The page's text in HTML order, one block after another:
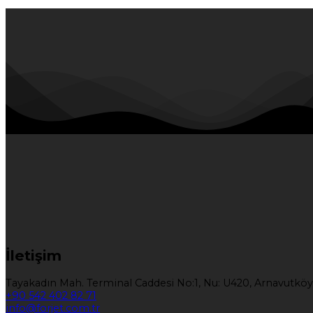
İletişim
Tayakadın Mah. Terminal Caddesi No:1, Nu: U420,
+90 542 402 82 71
info@forjet.com.tr